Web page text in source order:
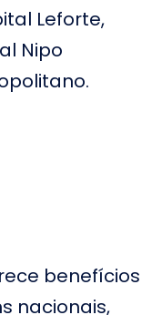
Leforte,
Nipo
benefícios
nacionais,